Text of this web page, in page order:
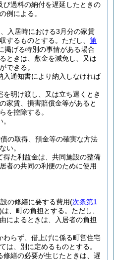
び過料の納付を遅延したときの
例による。
入居時における3月分の家賃
するものとする。 ただし、 第
掲げる特別の事情がある場合
ときは、敷金を減免し、又は
できる。
入通知書により納入しなければ
明け渡し、又は立ち退くとき
家賃、損害賠償金等があると
を控除する。
の取得、預金等の確実な方法
い。
得た利益金は、共同施設の整備
者の共同の利便のために使用
の修繕に要する費用(次条第1
は、町の負担とする。 ただし、
によるときは、入居者の負担
わらず、借上げに係る町営住宅
は、別に定めるものとする。
修繕の必要が生じたときは、遅